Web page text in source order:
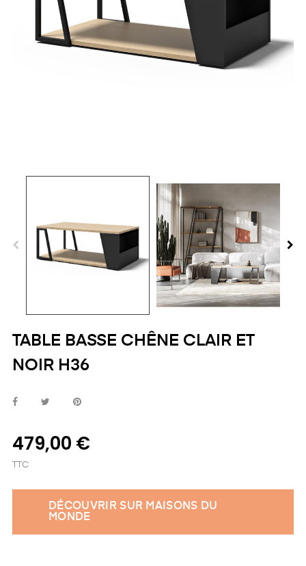
TABLE BASSE CHÊNE CLAIR ET
NOIR H36
479,00 €
TTC
DÉCOUVRIR SUR MAISONS DU
MONDE